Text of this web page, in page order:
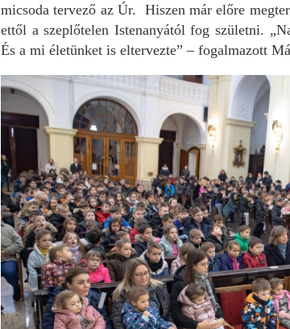
micsoda tervező az Úr. Hiszen már előre
ettől a szeplőtelen Istenanyától fog születni.
És a mi életünket is eltervezte” – fogalmazott